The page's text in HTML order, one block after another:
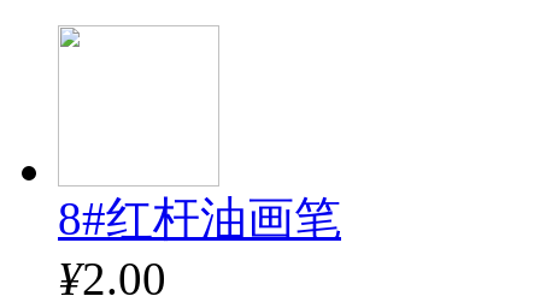
8#红杆油画笔
¥2.00